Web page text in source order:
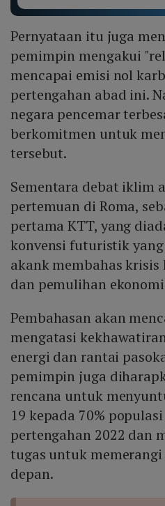
Pernyataan itu juga
pemimpin mengakui
mencapai emisi nol
pertengahan abad ini.
negara pencemar
berkomitmen untuk
tersebut.
Sementara debat iklim
pertemuan di Roma,
pertama KTT, yang
konvensi futuristik
akank membahas krisis
dan pemulihan
Pembahasan akan
mengatasi
energi dan rantai
pemimpin juga
rencana untuk
19 kepada 70%
pertengahan 2022 dan
tugas untuk
depan.